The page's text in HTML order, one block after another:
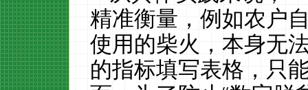
精准衡量，例如农户
使用的柴火，本身无
的指标填写表格，只